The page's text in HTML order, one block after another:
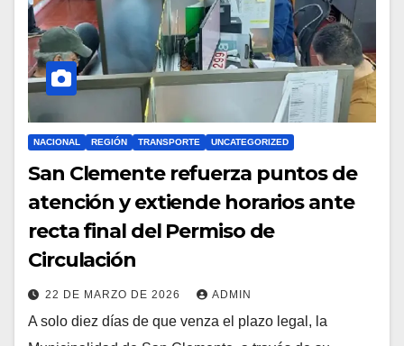
NACIONAL REGIÓN TRANSPORTE UNCATEGORIZED
San Clemente refuerza puntos de
atención y extiende horarios ante
recta final del Permiso de
Circulación
22 DE MARZO DE 2026 ADMIN
A solo diez días de que venza el plazo legal, la